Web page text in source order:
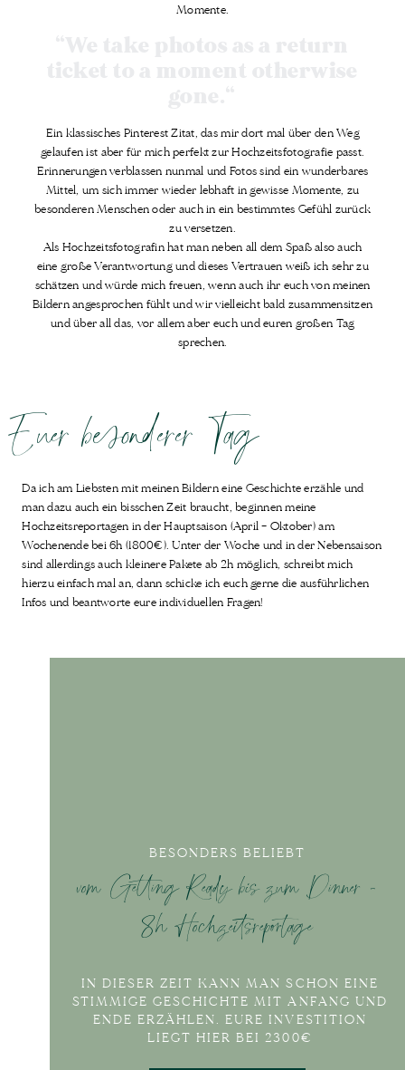
Momente.
Ein klassisches Pinterest Zitat, das mir dort mal über den Weg
gelaufen ist aber für mich perfekt zur Hochzeitsfotografie passt.
Erinnerungen verblassen nunmal und Fotos sind ein wunderbares
Mittel, um sich immer wieder lebhaft in gewisse Momente, zu
besonderen Menschen oder auch in ein bestimmtes Gefühl zurück
zu versetzen.
Als Hochzeitsfotografin hat man neben all dem Spaß also auch
eine große Verantwortung und dieses Vertrauen weiß ich sehr zu
schätzen und würde mich freuen, wenn auch ihr euch von meinen
Bildern angesprochen fühlt und wir vielleicht bald zusammensitzen
und über all das, vor allem aber euch und euren großen Tag
sprechen.
Da ich am Liebsten mit meinen Bildern eine Geschichte erzähle und
man dazu auch ein bisschen Zeit braucht, beginnen meine
Hochzeitsreportagen in der Hauptsaison (April – Oktober) am
Wochenende bei 6h (1800€). Unter der Woche und in der Nebensaison
sind allerdings auch kleinere Pakete ab 2h möglich, schreibt mich
hierzu einfach mal an, dann schicke ich euch gerne die ausführlichen
Infos und beantworte eure individuellen Fragen!
Euer besonderer Tag
BESONDERS BELIEBT
vom Getting Ready bis zum Dinner -
8h Hochzeitsreportage
IN DIESER ZEIT KANN MAN SCHON EINE
STIMMIGE GESCHICHTE MIT ANFANG UND
ENDE ERZÄHLEN. EURE INVESTITION
LIEGT HIER BEI 2300€